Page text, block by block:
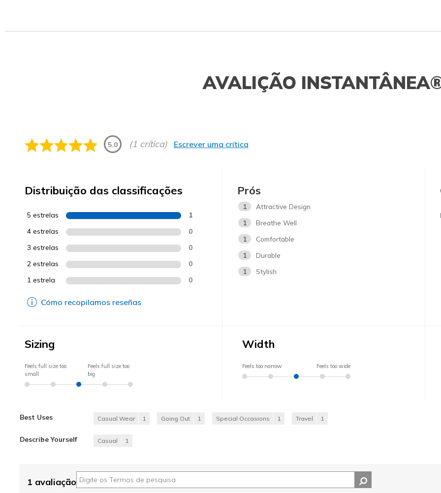
AVALIÇÃO
5.0 (1 crítica) Escrever uma crítica
Distribuição das classificações
5 estrelas 1
4 estrelas 0
3 estrelas 0
2 estrelas 0
1 estrela 0
Cómo recopilamos reseñas
Prós
1
Attractive Design
1
Breathe Well
1
Comfortable
1
Durable
1
Stylish
Sizing
Feels full size too
small
Feels full size too
big
Width
Feels too narrow Feels too wide
Best Uses Casual Wear 1 Going Out 1 Special Occasions 1 Travel 1
Describe Yourself Casual 1
1 avaliação